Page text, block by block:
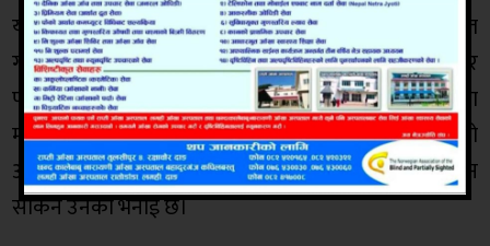
यस्तै भिडियो एक्सरे मेसिन सञ्चालनको तालिम प्राप्त
गरिसकेपछि स्वास्थ्य चौकीमै बच्चा उल्टो छ की सुल्टो भनेर
पत्ता लगाउन सक्ने श्रेष्ठको भनाई छ। कतिपय अवस्थामा
महिलाको पाठेघर भन्दा तल नै बच्चा बसेको हुन्छ यदी यो
अवस्था सुरुमै पत्ता लगाउन सके महिलाको ज्यान जोगाउन
सकिने उनको भनाई छ।